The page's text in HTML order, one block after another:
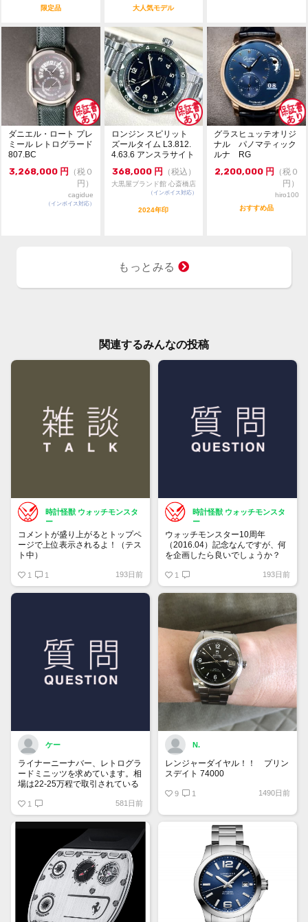
【お問合せ先】
大黒屋ブランド館 心斎橋店
TEL:06-4708-9570
MAIL: br-shinsaibashi01@e-daikoku.com
LINE:@243yutff
限定品 大人気モデル
ダニエル・ロート プレ
ミール レトログラード
807.BC
3,268,000 円 （税０
円）
cagidue
（インボイス対応）
ロンジン スピリット
ズールタイム L3.812.
4.63.6 アンスラサイト
368,000 円 （税込）
大黒屋ブランド館 心斎橋店
（インボイス対応）
2024年印
グラスヒュッテオリジ
ナル パノマティック
ルナ RG
2,200,000 円 （税０
円）
hiro100
おすすめ品
もっとみる
関連するみんなの投稿
時計怪獣 ウォッチモンスタ
ー
コメントが盛り上がるとトップペ
ージで上位表示されるよ！（テス
ト中）
1 1 193日前
時計怪獣 ウォッチモンスタ
ー
ウォッチモンスター10周年
（2016.04）記念なんですが、何
を企画したら良いでしょうか？
1 193日前
ケー
ライナーニーナバー、レトログラ
ードミニッツを求めています。相
場は22-25万程で取引されている
ですが、自分自身一目惚れしてい
るため、35万でいかがでしょう
ご連絡お待ちしております。
1 581日前
N.
レンジャーダイヤル！！ プリン
スデイト 74000
9 1 1490日前